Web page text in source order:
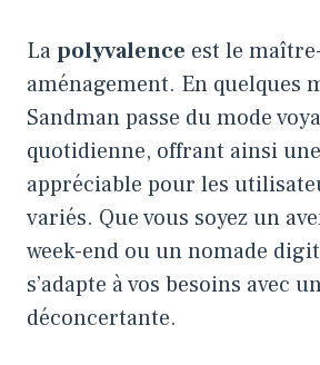
Lapolyvalence est le
aménagement. En quelques
Sandman passe du mode
quotidienne, offrant ainsi
appréciable pour les
variés. Que vous soyez un
week-end ou un nomade
s’adapte à vos besoins avec
déconcertante.